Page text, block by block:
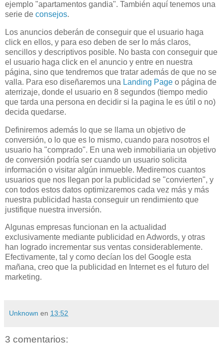
ejemplo "apartamentos gandia". También aquí tenemos una
serie de consejos.
Los anuncios deberán de conseguir que el usuario haga
click en ellos, y para eso deben de ser lo más claros,
sencillos y descriptivos posible. No basta con conseguir que
el usuario haga click en el anuncio y entre en nuestra
página, sino que tendremos que tratar además de que no se
valla. Para eso diseñaremos una Landing Page o página de
aterrizaje, donde el usuario en 8 segundos (tiempo medio
que tarda una persona en decidir si la pagina le es útil o no)
decida quedarse.
Definiremos además lo que se llama un objetivo de
conversión, o lo que es lo mismo, cuando para nosotros el
usuario ha "comprado". En una web inmobiliaria un objetivo
de conversión podría ser cuando un usuario solicita
información o visitar algún inmueble. Mediremos cuantos
usuarios que nos llegan por la publicidad se "convierten", y
con todos estos datos optimizaremos cada vez más y más
nuestra publicidad hasta conseguir un rendimiento que
justifique nuestra inversión.
Algunas empresas funcionan en la actualidad
exclusivamente mediante publicidad en Adwords, y otras
han logrado incrementar sus ventas considerablemente.
Efectivamente, tal y como decían los del Google esta
mañana, creo que la publicidad en Internet es el futuro del
marketing.
Unknown en 13:52
3 comentarios: